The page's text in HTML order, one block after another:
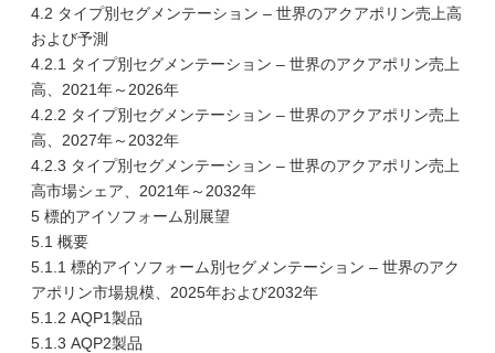
4.2 タイプ別セグメンテーション – 世界のアクアポリン売上高
および予測
4.2.1 タイプ別セグメンテーション – 世界のアクアポリン売上
高、2021年～2026年
4.2.2 タイプ別セグメンテーション – 世界のアクアポリン売上
高、2027年～2032年
4.2.3 タイプ別セグメンテーション – 世界のアクアポリン売上
高市場シェア、2021年～2032年
5 標的アイソフォーム別展望
5.1 概要
5.1.1 標的アイソフォーム別セグメンテーション – 世界のアク
アポリン市場規模、2025年および2032年
5.1.2 AQP1製品
5.1.3 AQP2製品